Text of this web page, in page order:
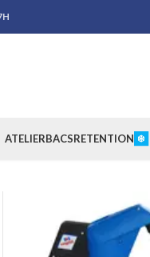
ATELIERBACSRETENTION